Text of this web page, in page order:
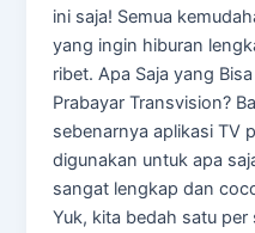
ini saja! Semua
yang ingin hiburan
ribet. Apa Saja yang
Prabayar Transvision?
sebenarnya aplikasi TV
digunakan untuk apa
sangat lengkap dan
Yuk, kita bedah satu